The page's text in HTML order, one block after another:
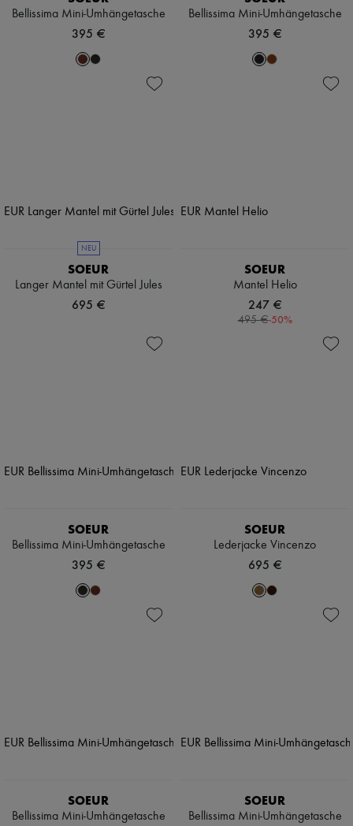
Bellissima Mini-Umhängetasche
395 €
Bellissima Mini-Umhängetasche
395 €
NEU
SOEUR
Langer Mantel mit Gürtel Jules
695 €
SOEUR
Mantel Helio
247 €
495 €-50%
SOEUR
Bellissima Mini-Umhängetasche
395 €
SOEUR
Lederjacke Vincenzo
695 €
SOEUR
Bellissima Mini-Umhängetasche
SOEUR
Bellissima Mini-Umhängetasche